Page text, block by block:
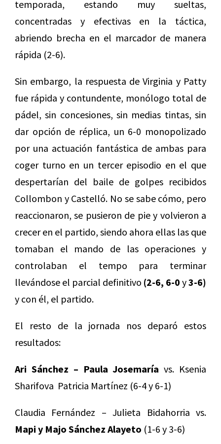
temporada, estando muy sueltas,
concentradas y efectivas en la táctica,
abriendo brecha en el marcador de manera
rápida (2-6).
Sin embargo, la respuesta de Virginia y Patty
fue rápida y contundente, monólogo total de
pádel, sin concesiones, sin medias tintas, sin
dar opción de réplica, un 6-0 monopolizado
por una actuación fantástica de ambas para
coger turno en un tercer episodio en el que
despertarían del baile de golpes recibidos
Collombon y Castelló. No se sabe cómo, pero
reaccionaron, se pusieron de pie y volvieron a
crecer en el partido, siendo ahora ellas las que
tomaban el mando de las operaciones y
controlaban el tempo para terminar
llevándose el parcial definitivo (2-6, 6-0 y3-6)
y con él, el partido.
El resto de la jornada nos deparó estos
resultados:
Ari Sánchez – Paula Josemaría vs. Ksenia
Sharifova Patricia Martínez (6-4 y 6-1)
Claudia Fernández – Julieta Bidahorria vs.
Mapi y Majo Sánchez Alayeto (1-6 y 3-6)